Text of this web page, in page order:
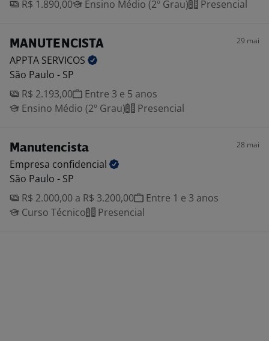
R$ 1.890,00 Ensino Médio (2º Grau) Presencial
MANUTENCISTA 29 mai
APPTA SERVICOS
São Paulo - SP
R$ 2.193,00
Entre 3 e 5 anos
Ensino Médio (2º Grau)
Presencial
Manutencista 28 mai
Empresa confidencial
São Paulo - SP
R$ 2.000,00 a R$ 3.200,00
Entre 1 e 3 anos
Curso Técnico
Presencial